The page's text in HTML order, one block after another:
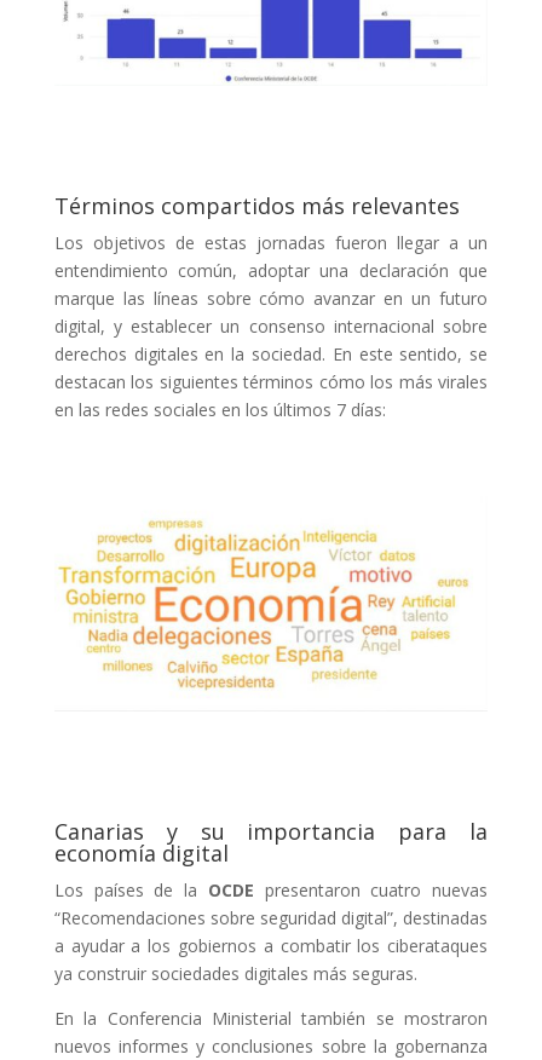
Términos compartidos más relevantes
Los objetivos de estas jornadas fueron llegar a un
entendimiento común, adoptar una declaración que
marque las líneas sobre cómo avanzar en un futuro
digital, y establecer un consenso internacional sobre
derechos digitales en la sociedad. En este sentido, se
destacan los siguientes términos cómo los más virales
en las redes sociales en los últimos 7 días:
Canarias y su importancia para la
economía digital
Los países de la OCDE presentaron cuatro nuevas
“Recomendaciones sobre seguridad digital”, destinadas
a ayudar a los gobiernos a combatir los ciberataques
ya construir sociedades digitales más seguras.
En la Conferencia Ministerial también se mostraron
nuevos informes y conclusiones sobre la gobernanza